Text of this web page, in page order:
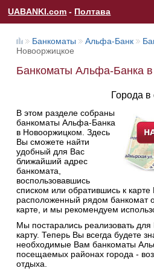
UABANKI.com - Полтава
Банкоматы Альфа-Банк
Новооржицкое
Банкоматы Альфа-Банка
Города в
В этом разделе собраны
банкоматы Альфа-Банка
в Новооржицком. Здесь
Вы сможете найти
удобный для Вас
ближайший адрес
банкомата,
воспользовавшись
списком или обратившись к
расположенный рядом банкомат
карте, и мы рекомендуем
Мы постарались реализовать
карту. Теперь Вы всегда будете
необходимые Вам банкоматы
посещаемых районах города -
отдыха.